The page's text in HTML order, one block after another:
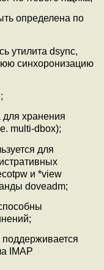
определена по
утилита dsync,
синхоронизацию
хранения
multi-dbox);
для
и *view
doveadm;
IMAP